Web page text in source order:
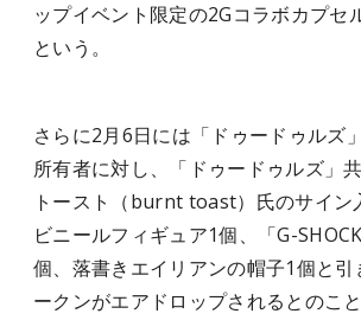
ップイベント限定の2Gコラボカプセ
という。
さらに2月6日には「ドゥードゥルズ
所有者に対し、「ドゥードゥルズ」
トースト（burnt toast）氏のサイン
ビニールフィギュア1個、「G-
個、落書きエイリアンの帽子1個と引
ークンがエアドロップされるとのこと